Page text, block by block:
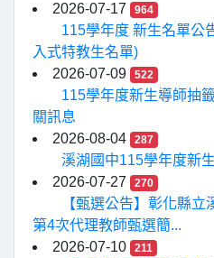
2026-07-17
964
115學年度 新生名單公
入式特教生名單)
2026-07-09
522
115學年度新生導師抽
關訊息
2026-08-04
287
溪湖國中115學年度新
2026-07-27
270
【甄選公告】彰化縣
第4次代理教師甄選簡...
2026-07-10
211